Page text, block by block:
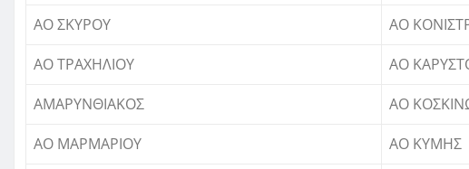
ΑΟ ΣΚΥΡΟΥ
ΑΟ
ΑΟ ΤΡΑΧΗΛΙΟΥ
ΑΟ
ΑΜΑΡΥΝΘΙΑΚΟΣ
ΑΟ
ΑΟ ΜΑΡΜΑΡΙΟΥ
ΑΟ ΚΥΜΗΣ